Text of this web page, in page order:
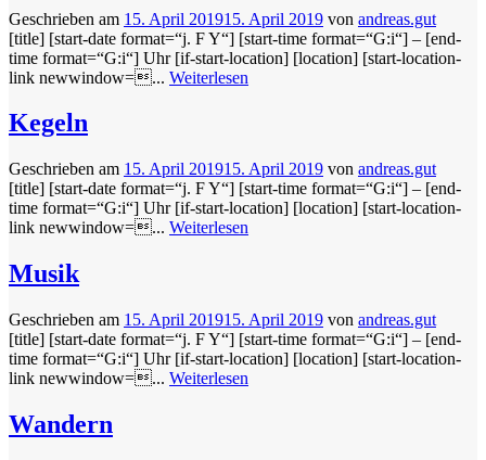
Geschrieben am 15. April 201915. April 2019 von andreas.gut
[title] [start-date format=“j. F Y“] [start-time format=“G:i“] – [end-
time format=“G:i“] Uhr [if-start-location] [location] [start-location-
link newwindow=... Weiterlesen
Kegeln
Geschrieben am 15. April 201915. April 2019 von andreas.gut
[title] [start-date format=“j. F Y“] [start-time format=“G:i“] – [end-
time format=“G:i“] Uhr [if-start-location] [location] [start-location-
link newwindow=... Weiterlesen
Musik
Geschrieben am 15. April 201915. April 2019 von andreas.gut
[title] [start-date format=“j. F Y“] [start-time format=“G:i“] – [end-
time format=“G:i“] Uhr [if-start-location] [location] [start-location-
link newwindow=... Weiterlesen
Wandern